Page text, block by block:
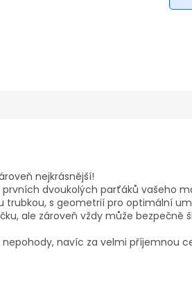
nejkrásnější!
dvoukolých parťáků vašeho
trubkou, s geometrií pro optimální
ale zároveň vždy může bezpečně
navíc za velmi příjemnou